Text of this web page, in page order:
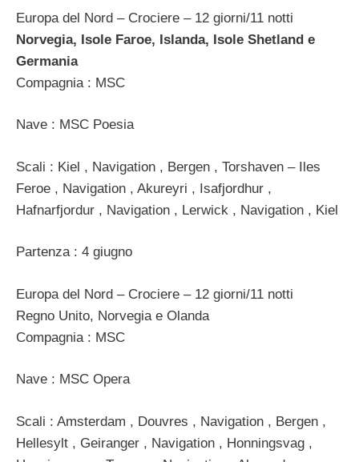
Europa del Nord – Crociere – 12 giorni/11 notti
Norvegia, Isole Faroe, Islanda, Isole Shetland e
Germania
Compagnia : MSC
Nave : MSC Poesia
Scali : Kiel , Navigation , Bergen , Torshaven – Iles
Feroe , Navigation , Akureyri , Isafjordhur ,
Hafnarfjordur , Navigation , Lerwick , Navigation , Kiel
Partenza : 4 giugno
Europa del Nord – Crociere – 12 giorni/11 notti
Regno Unito, Norvegia e Olanda
Compagnia : MSC
Nave : MSC Opera
Scali : Amsterdam , Douvres , Navigation , Bergen ,
Hellesylt , Geiranger , Navigation , Honningsvag ,